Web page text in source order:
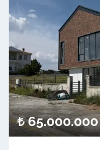
65.000.000